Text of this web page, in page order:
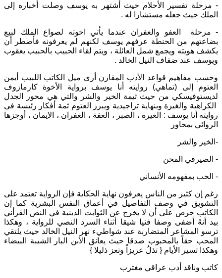
- مرحلة تفسير الأحلام حيث أشتهر به يوسف وصلت أخباره إلى
الملك حيث جعله مستشارا له .
- مرحلة العفو والغفران عندما يأتي اخوته لصواع الملك لبيع
بضاعتهم من الحنطة عرفهم يوسف لكنهم لم يعرفونه فأضطر أن
يكشف هويته ويجمع شمل العائلة ، ويتم لقاء الحبيب بالحبيب يعقوب
ويوسف عند ضفاف النيل الخالد .
وحسب مفاهيم قواعد الأدب المقارن أرى ميل الكاتب اللبيب أيمن
العتوم إلى (تماهي) روايته أنا يوسف برواية الأخوة كارمازوف
لديستوفيسكي من حيث ثيمة الخير والشر والتي هي محور الجدل
الكراهية والغيرة وبنهاية تراجيدية ويبرز العتوم ثمة أفكار رئيسة في
روايته أنا يوسف : الغيرة ، الصبر ، العفة ، الغفران ، الايمان ، أوجزها
الروائي بمحاور
-الخير والشر
- الصيرفي المحن
- الحب بمفهومه الأنساني
رغم إن كثير من الناس يعرفون نهاية الحكاية فإن الرواية تعتمد على
التشويق في وصف التفاصيل في أعماق النفس البشرية كما إن
الكاتب حرص على أن لا يخرج عن الثوابت الدينية في النص القرأني
بيد أنهُ أضفى وصفا فنيا شيقا أثناء السرد النصي للرواية ، وهكذا
ترسو المشاعر المتضاربة عند شواطيء نهر النيل الخالد حيث يلتقي
المحب حقاً بالمحبوب صدقا حيث يعانق الأبن البار الشيبة البيضاء
وهكذا تسير الأيام { تذلُ عزيزاً وتعز ذليلا }
كاتب وناقد أدب عراقي مغترب